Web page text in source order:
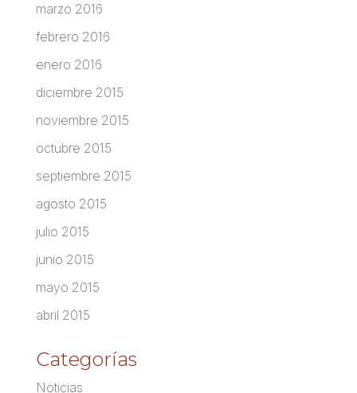
marzo 2016
febrero 2016
enero 2016
diciembre 2015
noviembre 2015
octubre 2015
septiembre 2015
agosto 2015
julio 2015
junio 2015
mayo 2015
abril 2015
Categorías
Noticias